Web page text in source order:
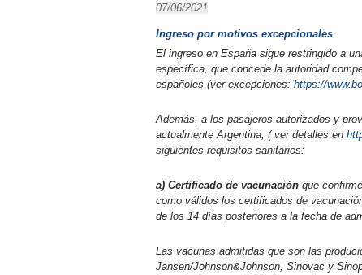
07/06/2021
​Ingreso por motivos excepcionales
El ingreso en España sigue restringido a
específica, que concede la autoridad
españoles (ver excepciones: https://
Además, a los pasajeros autorizados y
actualmente Argentina, ( ver detalles en
siguientes requisitos sanitarios:
a) Certificado de vacunación que
como válidos los certificados de
de los 14 días posteriores a la fecha de
Las vacunas admitidas que son las
Jansen/Johnson&Johnson, Sinovac y